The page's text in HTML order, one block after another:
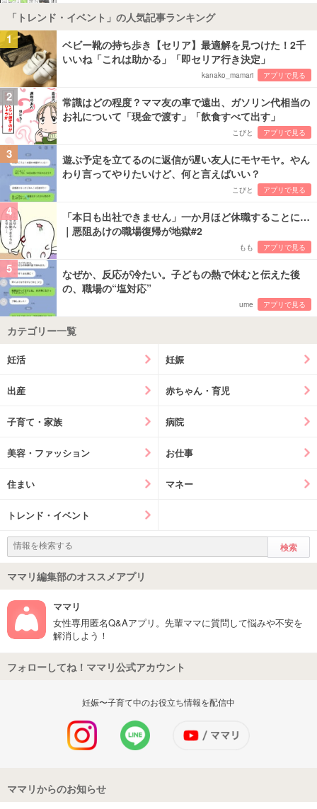
「トレンド・イベント」の人気記事ランキング
1
ベビー靴の持ち歩き【セリア】最適解を見つけた！2千
いいね「これは助かる」「即セリア行き決定」
kanako_mamari アプリで見る
2
常識はどの程度？ママ友の車で遠出、ガソリン代相当の
お礼について「現金で渡す」「飲食すべて出す」
こびと アプリで見る
3
遊ぶ予定を立てるのに返信が遅い友人にモヤモヤ。やん
わり言ってやりたいけど、何と言えばいい？
こびと アプリで見る
4
「本日も出社できません」一か月ほど休職することに…
｜悪阻あけの職場復帰が地獄#2
もも アプリで見る
5
なぜか、反応が冷たい。子どもの熱で休むと伝えた後
の、職場の“塩対応”
ume アプリで見る
カテゴリー一覧
妊活 妊娠
出産 赤ちゃん・育児
子育て・家族 病院
美容・ファッション お仕事
住まい マネー
トレンド・イベント
ママリ編集部のオススメアプリ
ママリ
女性専用匿名Q&Aアプリ。先輩ママに質問して悩みや不安を
解消しよう！
フォローしてね！ママリ公式アカウント
妊娠〜子育て中のお役立ち情報を配信中
ママリからのお知らせ